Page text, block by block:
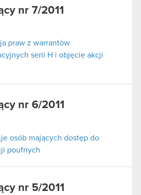
nr 7/2011
praw z warrantów
serii H i objęcie akcji
nr 6/2011
osób mających dostęp do
poufnych
nr 5/2011